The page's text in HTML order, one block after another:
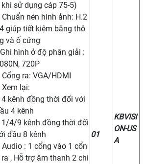
khi sử dụng cáp 75-5)
Chuẩn nén hình ảnh: H.2
giúp tiết kiệm băng thô
và ổ cứng
hình ở độ phân giải :
720P
Cổng ra: VGA/HDMI
Xem lại:
4 kênh đồng thời đối với
4 kênh
1/4/9 kênh đồng thời đối
đầu 8 kênh
Audio : 1 cổng vào 1 cổn
, Hỗ trợ âm thanh 2 chi
01
KBVISI
ON-US
A